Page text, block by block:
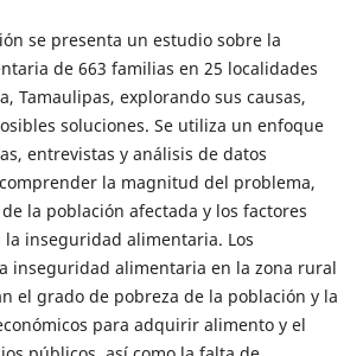
se presenta un estudio sobre la
de 663 familias en 25 localidades
Tamaulipas, explorando sus causas,
soluciones. Se utiliza un enfoque
entrevistas y análisis de datos
la magnitud del problema,
la población afectada y los factores
inseguridad alimentaria. Los
inseguridad alimentaria en la zona rural
el grado de pobreza de la población y la
para adquirir alimento y el